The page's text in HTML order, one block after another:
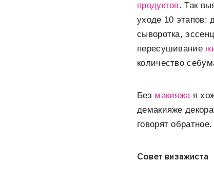
продуктов. Так
уходе 10 этапов:
сыворотка,
пересушивание
количество
Без макияжая
демакияже
говорят обратное.
Совет визажиста